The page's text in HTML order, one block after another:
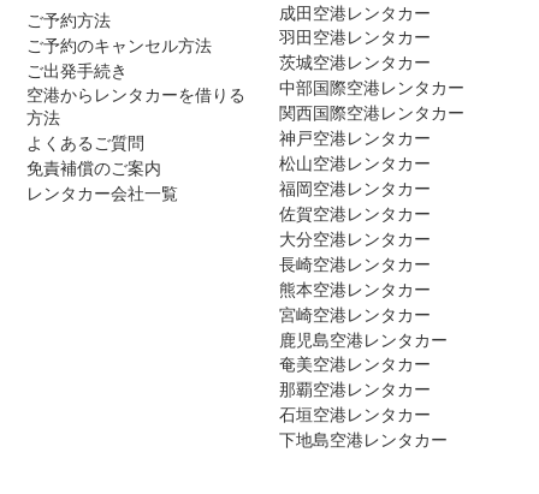
ご予約方法
ご予約のキャンセル方法
ご出発手続き
空港からレンタカーを借りる
方法
よくあるご質問
免責補償のご案内
レンタカー会社一覧
成田空港レンタカー
羽田空港レンタカー
茨城空港レンタカー
中部国際空港レンタカー
関西国際空港レンタカー
神戸空港レンタカー
松山空港レンタカー
福岡空港レンタカー
佐賀空港レンタカー
大分空港レンタカー
長崎空港レンタカー
熊本空港レンタカー
宮崎空港レンタカー
鹿児島空港レンタカー
奄美空港レンタカー
那覇空港レンタカー
石垣空港レンタカー
下地島空港レンタカー